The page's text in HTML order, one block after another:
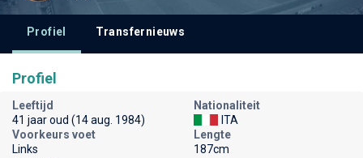
Profiel Transfernieuws
Profiel
Leeftijd
41 jaar oud (14 aug. 1984)
Nationaliteit
ITA
Voorkeurs voet
Links
Lengte
187cm